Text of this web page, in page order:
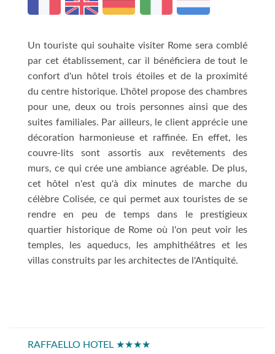
Un touriste qui souhaite visiter Rome sera comblé
par cet établissement, car il bénéficiera de tout le
confort d'un hôtel trois étoiles et de la proximité
du centre historique. L'hôtel propose des chambres
pour une, deux ou trois personnes ainsi que des
suites familiales. Par ailleurs, le client apprécie une
décoration harmonieuse et raffinée. En effet, les
couvre-lits sont assortis aux revêtements des
murs, ce qui crée une ambiance agréable. De plus,
cet hôtel n'est qu'à dix minutes de marche du
célèbre Colisée, ce qui permet aux touristes de se
rendre en peu de temps dans le prestigieux
quartier historique de Rome où l'on peut voir les
temples, les aqueducs, les amphithéâtres et les
villas construits par les architectes de l'Antiquité.
RAFFAELLO HOTEL ★★★★